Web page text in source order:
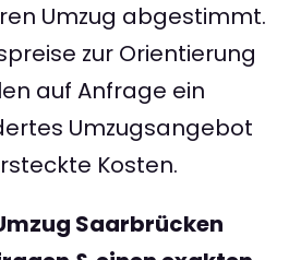
Umzug abgestimmt.
zur Orientierung
auf Anfrage ein
Umzugsangebot
Kosten.
Saarbrücken